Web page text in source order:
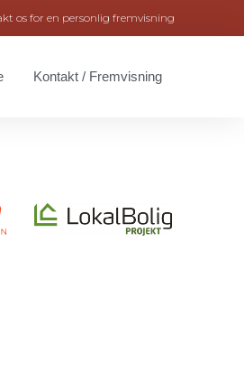
os for en personlig fremvisning
Kontakt / Fremvisning